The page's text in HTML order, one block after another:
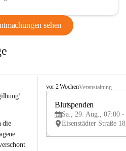
sehen
die
B
e
vor 2 WochenVeranstaltung
Blutspenden
Sa., 29. Aug., 07:00 -